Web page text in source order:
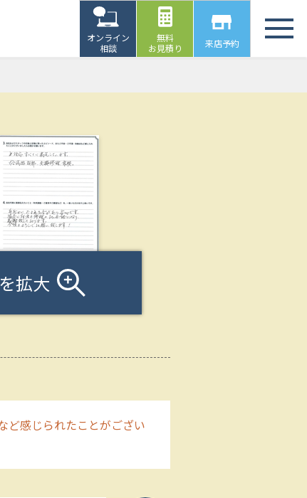
オンライン
相談
無料
お見積り
来店予約
拡大
ど感じられたことがござい